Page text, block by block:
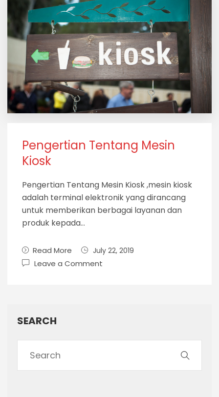
Pengertian Tentang Mesin
Kiosk
Pengertian Tentang Mesin Kiosk ,mesin kiosk
adalah terminal elektronik yang dirancang
untuk memberikan berbagai layanan dan
produk kepada…
Read More July 22, 2019
Leave a Comment
SEARCH